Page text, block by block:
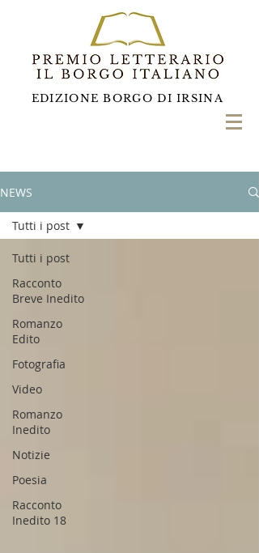
EDIZIONE BORGO DI IRSINA
NEWS
Tutti i post
Racconto
Breve Inedito
Romanzo
Edito
Fotografia
Video
Romanzo
Inedito
Notizie
Poesia
Racconto
Inedito 18
Tutti i post